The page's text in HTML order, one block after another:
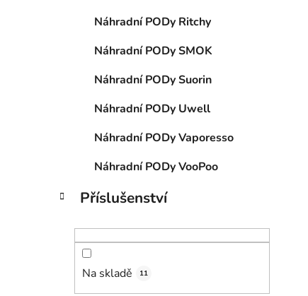
Náhradní PODy Ritchy
Náhradní PODy SMOK
Náhradní PODy Suorin
Náhradní PODy Uwell
Náhradní PODy Vaporesso
Náhradní PODy VooPoo
Příslušenství
Na skladě 11